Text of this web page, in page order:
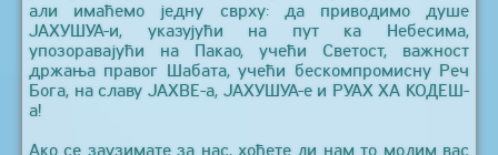
али имаћемо једну сврху: да приводимо душе
ЈАХУШУА-и, указујући на пут ка Небесима,
упозоравајући на Пакао, учећи Светост, важност
држања правог Шабата, учећи бескомпромисну Реч
Бога, на славу ЈАХВЕ-а, ЈАХУШУА-е и РУАХ ХА КОДЕШ-
а!
Ако се заузимате за нас, хоћете ли нам то молим вас